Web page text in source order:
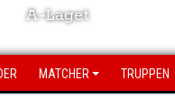
A-Laget
MATCHER TRUPPEN